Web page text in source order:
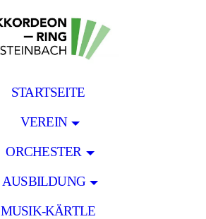
STARTSEITE
VEREIN
ORCHESTER
AUSBILDUNG
MUSIK-KÄRTLE